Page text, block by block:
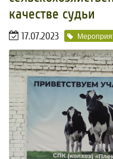
качестве судьи
17.07.2023